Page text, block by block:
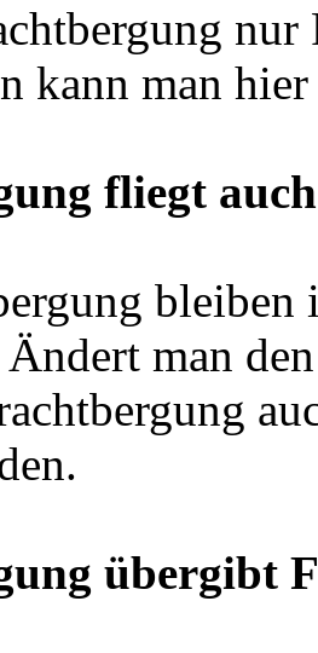
nur
kann man
fliegt
man
übergibt